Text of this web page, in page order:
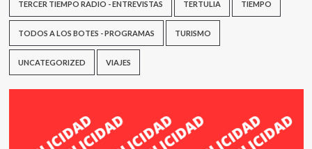
TERCER TIEMPO RADIO - ENTREVISTAS TERTULIA TIEMPO
TODOS A LOS BOTES - PROGRAMAS TURISMO
UNCATEGORIZED VIAJES